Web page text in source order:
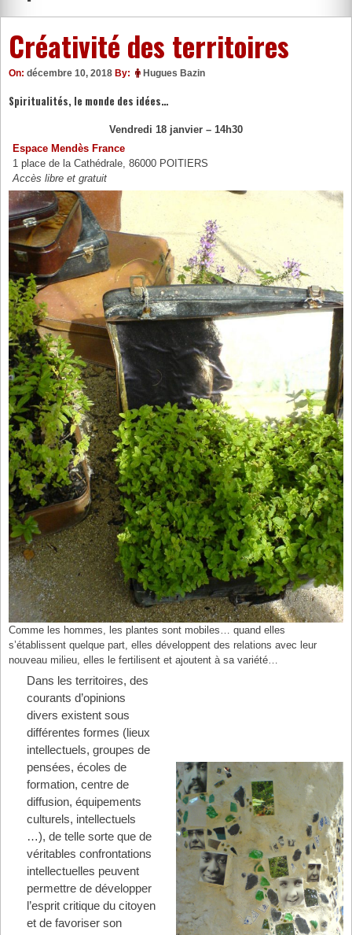
Créativité des territoires
On: décembre 10, 2018 By: Hugues Bazin
Spiritualités, le monde des idées…
Vendredi 18 janvier – 14h30
Espace Mendès France
1 place de la Cathédrale, 86000 POITIERS
Accès libre et gratuit
Comme les hommes, les plantes sont mobiles… quand elles
s’établissent quelque part, elles développent des relations avec leur
nouveau milieu, elles le fertilisent et ajoutent à sa variété…
Dans les territoires, des
courants d’opinions
divers existent sous
différentes formes (lieux
intellectuels, groupes de
pensées, écoles de
formation, centre de
diffusion, équipements
culturels, intellectuels
…), de telle sorte que de
véritables confrontations
intellectuelles peuvent
permettre de développer
l’esprit critique du citoyen
et de favoriser son